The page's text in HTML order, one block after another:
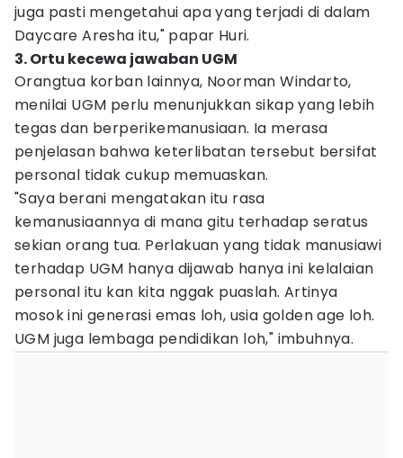
juga pasti mengetahui apa yang terjadi di dalam
Daycare Aresha itu," papar Huri.
3. Ortu kecewa jawaban UGM
Orangtua korban lainnya, Noorman Windarto,
menilai UGM perlu menunjukkan sikap yang lebih
tegas dan berperikemanusiaan. Ia merasa
penjelasan bahwa keterlibatan tersebut bersifat
personal tidak cukup memuaskan.
"Saya berani mengatakan itu rasa
kemanusiaannya di mana gitu terhadap seratus
sekian orang tua. Perlakuan yang tidak manusiawi
terhadap UGM hanya dijawab hanya ini kelalaian
personal itu kan kita nggak puaslah. Artinya
mosok ini generasi emas loh, usia golden age loh.
UGM juga lembaga pendidikan loh," imbuhnya.